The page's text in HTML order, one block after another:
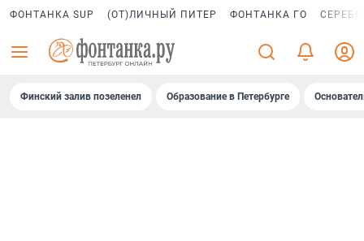
ФОНТАНКА SUP (ОТ)ЛИЧНЫЙ ПИТЕР ФОНТАНКА ГО
Финский залив позеленел Образование в Петербурге